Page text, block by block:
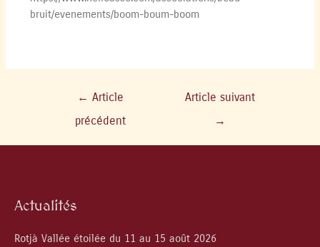
bruit/evenements/boom-boum-boom
← Article
précédent
Article suivant
→
Actualités
Rotjà Vallée étoilée du 11 au 15 août 2026